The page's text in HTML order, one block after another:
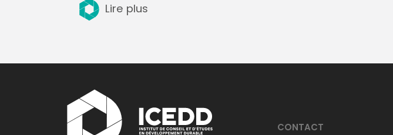
Lire plus
CONTACT